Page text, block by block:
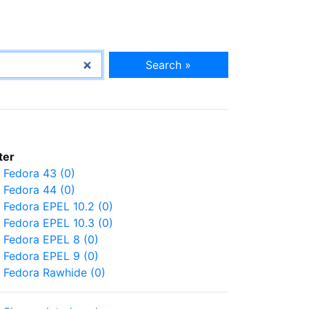
Search »
Fedora 43 (0)
Fedora 44 (0)
Fedora EPEL 10.2 (0)
Fedora EPEL 10.3 (0)
Fedora EPEL 8 (0)
Fedora EPEL 9 (0)
Fedora Rawhide (0)